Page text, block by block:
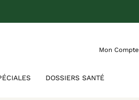
DOSSIERS SANTÉ
Mon Compte